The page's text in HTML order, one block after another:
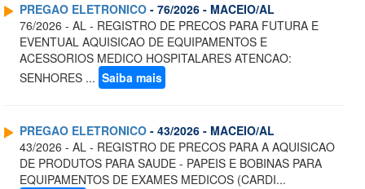
PREGAO ELETRONICO - 76/2026 - MACEIO/AL
76/2026 - AL - REGISTRO DE PRECOS PARA FUTURA E
EVENTUAL AQUISICAO DE EQUIPAMENTOS E
ACESSORIOS MEDICO HOSPITALARES ATENCAO:
SENHORES ... Saiba mais
PREGAO ELETRONICO - 43/2026 - MACEIO/AL
43/2026 - AL - REGISTRO DE PRECOS PARA A AQUISICAO
DE PRODUTOS PARA SAUDE - PAPEIS E BOBINAS PARA
EQUIPAMENTOS DE EXAMES MEDICOS (CARDI...